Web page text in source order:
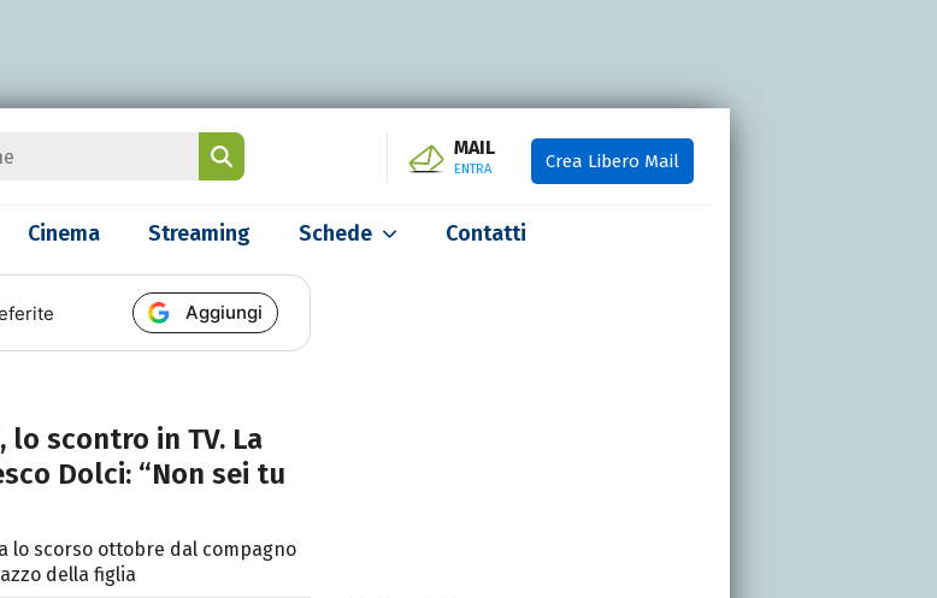
MAIL
ENTRA Crea Libero Mail
Cinema Streaming Schede Contatti
Aggiungi
scontro in TV. La
Dolci: “Non sei tu
lo scorso ottobre dal compagno
della figlia